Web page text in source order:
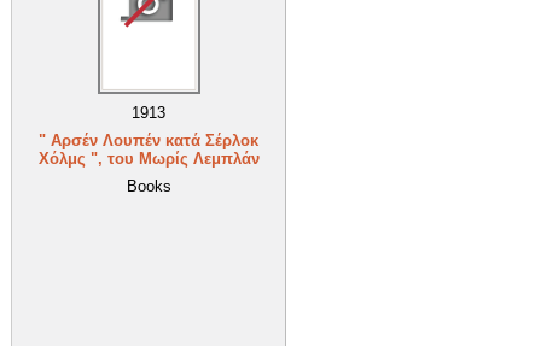
1913
" Αρσέν Λουπέν κατά Σέρλοκ
Χόλμς ", του Μωρίς Λεμπλάν
Books